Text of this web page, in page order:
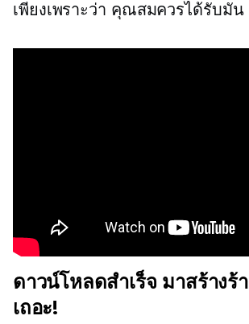
เพียงเพราะว่า คุณสมควรได้รับมัน
ดาวน์โหลดสำเร็จ มาสร้าง
เถอะ!